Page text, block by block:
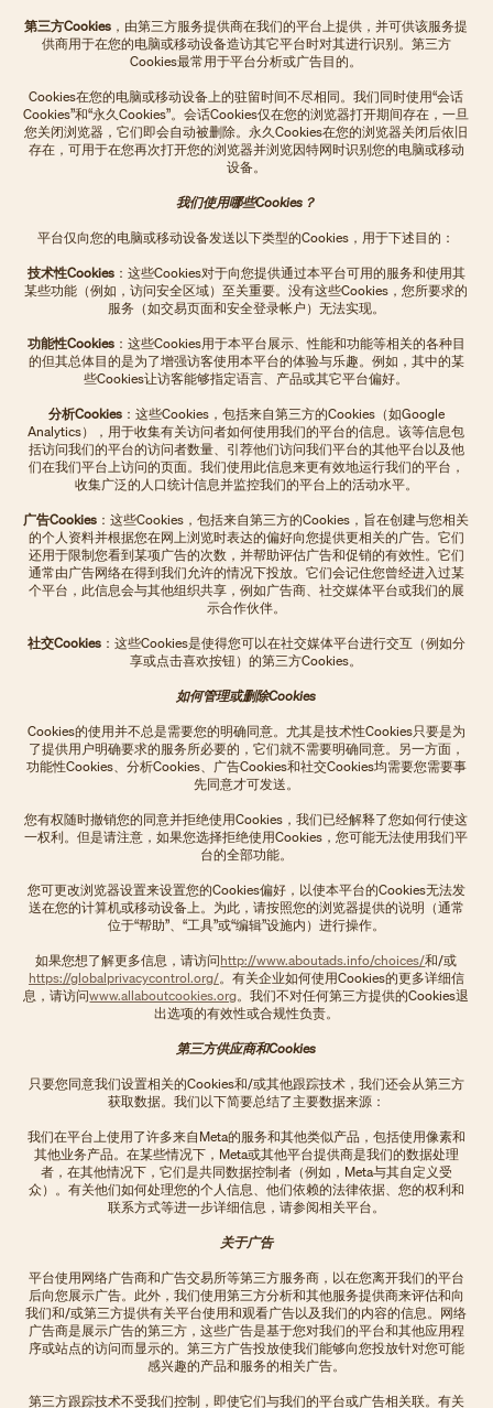
第三方Cookies ，由第三方服务提供商在我们的平台上提供，并可供该服务提
供商用于在您的电脑或移动设备造访其它平台时对其进行识别。第三方
Cookies最常用于平台分析或广告目的。
Cookies在您的电脑或移动设备上的驻留时间不尽相同。我们同时使用“会话
Cookies”和“永久Cookies”。会话Cookies仅在您的浏览器打开期间存在，一旦
您关闭浏览器，它们即会自动被删除。永久Cookies在您的浏览器关闭后依旧
存在，可用于在您再次打开您的浏览器并浏览因特网时识别您的电脑或移动
设备。
我们使用哪些Cookies？
平台仅向您的电脑或移动设备发送以下类型的Cookies，用于下述目的：
技术性Cookies：这些Cookies对于向您提供通过本平台可用的服务和使用其
某些功能（例如，访问安全区域）至关重要。没有这些Cookies，您所要求的
服务（如交易页面和安全登录帐户）无法实现。
功能性Cookies：这些Cookies用于本平台展示、性能和功能等相关的各种目
的但其总体目的是为了增强访客使用本平台的体验与乐趣。例如，其中的某
些Cookies让访客能够指定语言、产品或其它平台偏好。
分析Cookies：这些Cookies，包括来自第三方的Cookies（如Google
Analytics），用于收集有关访问者如何使用我们的平台的信息。该等信息包
括访问我们的平台的访问者数量、引荐他们访问我们平台的其他平台以及他
们在我们平台上访问的页面。我们使用此信息来更有效地运行我们的平台，
收集广泛的人口统计信息并监控我们的平台上的活动水平。
广告Cookies ：这些Cookies，包括来自第三方的Cookies，旨在创建与您相关
的个人资料并根据您在网上浏览时表达的偏好向您提供更相关的广告。它们
还用于限制您看到某项广告的次数，并帮助评估广告和促销的有效性。它们
通常由广告网络在得到我们允许的情况下投放。它们会记住您曾经进入过某
个平台，此信息会与其他组织共享，例如广告商、社交媒体平台或我们的展
示合作伙伴。
社交Cookies：这些Cookies是使得您可以在社交媒体平台进行交互（例如分
享或点击喜欢按钮）的第三方Cookies。
如何管理或删除Cookies
Cookies的使用并不总是需要您的明确同意。尤其是技术性Cookies只要是为
了提供用户明确要求的服务所必要的，它们就不需要明确同意。另一方面，
功能性Cookies、分析Cookies、广告Cookies和社交Cookies均需要您需要事
先同意才可发送。
您有权随时撤销您的同意并拒绝使用Cookies，我们已经解释了您如何行使这
一权利。但是请注意，如果您选择拒绝使用Cookies，您可能无法使用我们平
台的全部功能。
您可更改浏览器设置来设置您的Cookies偏好，以使本平台的Cookies无法发
送在您的计算机或移动设备上。为此，请按照您的浏览器提供的说明（通常
位于“帮助”、“工具”或“编辑”设施内）进行操作。
如果您想了解更多信息，请访问http://www.aboutads.info/choices/和/或
https://globalprivacycontrol.org/。有关企业如何使用Cookies的更多详细信
息，请访问www.allaboutcookies.org。我们不对任何第三方提供的Cookies退
出选项的有效性或合规性负责。
第三方供应商和Cookies
只要您同意我们设置相关的Cookies和/或其他跟踪技术，我们还会从第三方
获取数据。我们以下简要总结了主要数据来源：
我们在平台上使用了许多来自Meta的服务和其他类似产品，包括使用像素和
其他业务产品。在某些情况下，Meta或其他平台提供商是我们的数据处理
者，在其他情况下，它们是共同数据控制者（例如，Meta与其自定义受
众）。有关他们如何处理您的个人信息、他们依赖的法律依据、您的权利和
联系方式等进一步详细信息，请参阅相关平台。
关于广告
平台使用网络广告商和广告交易所等第三方服务商，以在您离开我们的平台
后向您展示广告。此外，我们使用第三方分析和其他服务提供商来评估和向
我们和/或第三方提供有关平台使用和观看广告以及我们的内容的信息。网络
广告商是展示广告的第三方，这些广告是基于您对我们的平台和其他应用程
序或站点的访问而显示的。第三方广告投放使我们能够向您投放针对您可能
感兴趣的产品和服务的相关广告。
第三方跟踪技术不受我们控制，即使它们与我们的平台或广告相关联。有关